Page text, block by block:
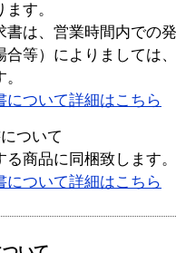
す。
書は、営業時間内での
合等）によりましては
について詳細はこちら
ついて
る商品に同梱致します。
について詳細はこちら